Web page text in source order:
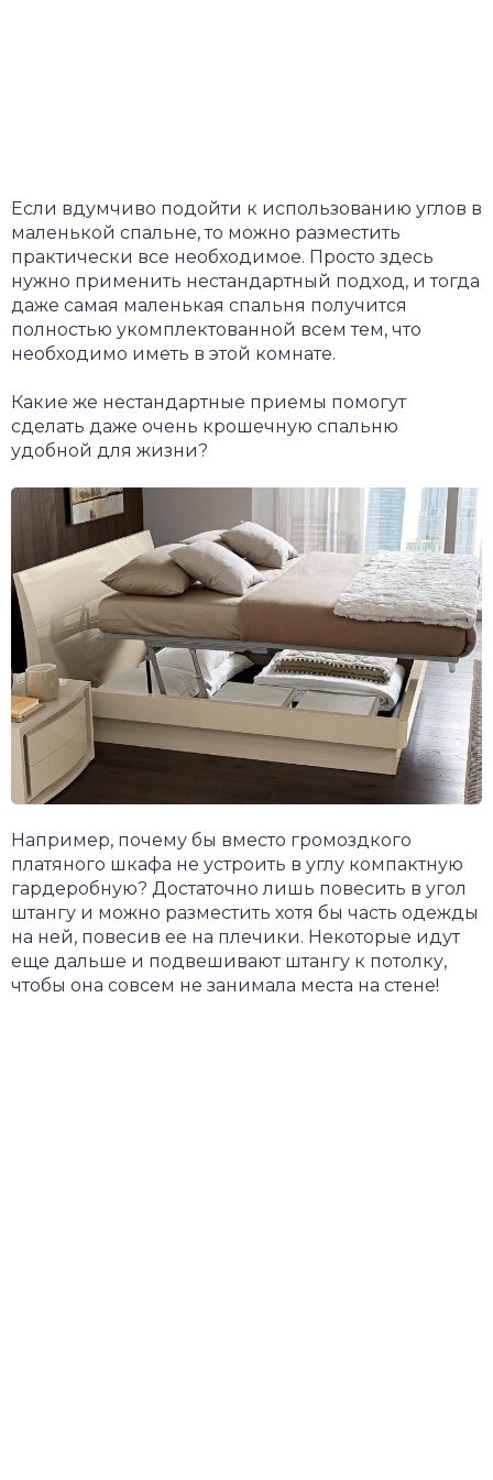
Если вдумчиво подойти к использованию углов в
маленькой спальне, то можно разместить
практически все необходимое. Просто здесь
нужно применить нестандартный подход, и тогда
даже самая маленькая спальня получится
полностью укомплектованной всем тем, что
необходимо иметь в этой комнате.
Какие же нестандартные приемы помогут
сделать даже очень крошечную спальню
удобной для жизни?
Например, почему бы вместо громоздкого
платяного шкафа не устроить в углу компактную
гардеробную? Достаточно лишь повесить в угол
штангу и можно разместить хотя бы часть одежды
на ней, повесив ее на плечики. Некоторые идут
еще дальше и подвешивают штангу к потолку,
чтобы она совсем не занимала места на стене!